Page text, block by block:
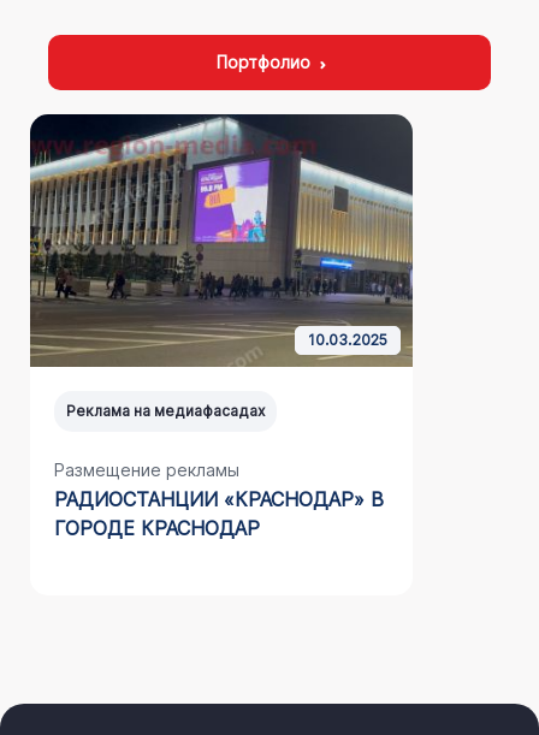
Портфолио
10.03.2025
Реклама на медиафасадах
Размещение рекламы
РАДИОСТАНЦИИ «КРАСНОДАР» В
ГОРОДЕ КРАСНОДАР